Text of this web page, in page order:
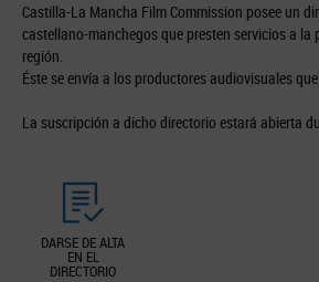
Castilla-La Mancha Film Commission posee un
castellano-manchegos que presten servicios a la
región.
Éste se envía a los productores audiovisuales
La suscripción a dicho directorio estará abierta
DARSE DE ALTA
EN EL
DIRECTORIO